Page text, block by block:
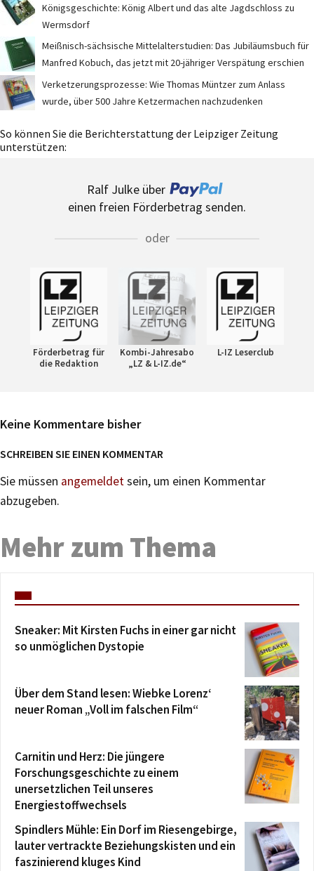
Königsgeschichte: König Albert und das alte Jagdschloss zu
Wermsdorf
Meißnisch-sächsische Mittelalterstudien: Das Jubiläumsbuch für
Manfred Kobuch, das jetzt mit 20-jähriger Verspätung erschien
Verketzerungsprozesse: Wie Thomas Müntzer zum Anlass
wurde, über 500 Jahre Ketzermachen nachzudenken
So können Sie die Berichterstattung der Leipziger Zeitung
unterstützen:
Ralf Julke über
einen freien Förderbetrag senden.
oder
Förderbetrag für
die Redaktion
Kombi-Jahresabo
„LZ & L-IZ.de“
L-IZ Leserclub
Keine Kommentare bisher
SCHREIBEN SIE EINEN KOMMENTAR
Sie müssen angemeldetsein, um einen Kommentar
abzugeben.
Mehr zum Thema
Sneaker: Mit Kirsten Fuchs in einer gar nicht
so unmöglichen Dystopie
Über dem Stand lesen: Wiebke Lorenz‘
neuer Roman „Voll im falschen Film“
Carnitin und Herz: Die jüngere
Forschungsgeschichte zu einem
unersetzlichen Teil unseres
Energiestoffwechsels
Spindlers Mühle: Ein Dorf im Riesengebirge,
lauter vertrackte Beziehungskisten und ein
faszinierend kluges Kind